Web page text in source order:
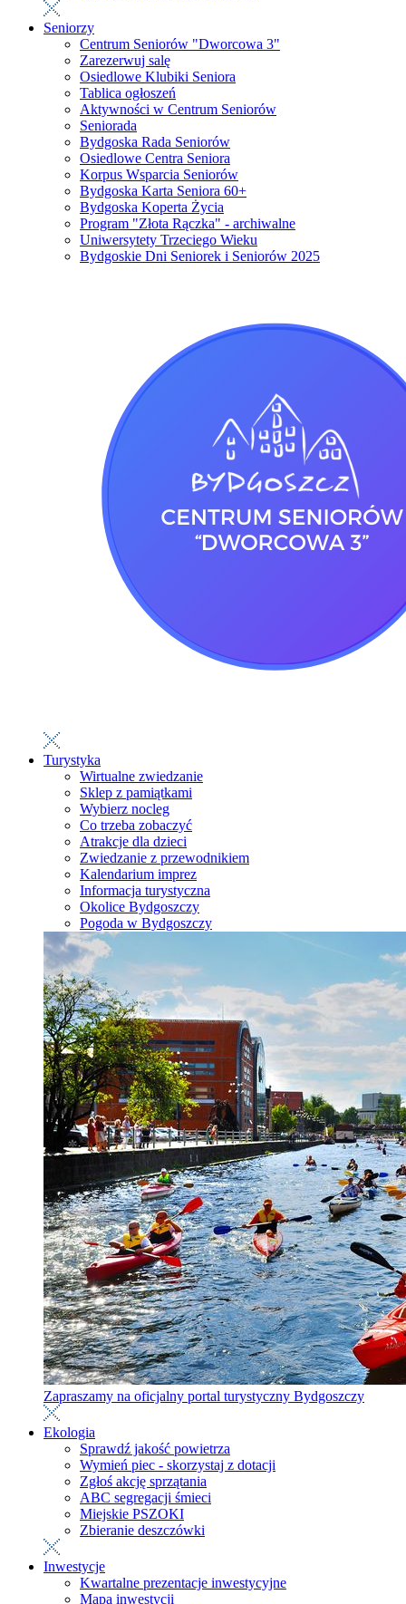
Seniorzy
Centrum Seniorów "Dworcowa 3"
Zarezerwuj salę
Osiedlowe Klubiki Seniora
Tablica ogłoszeń
Aktywności w Centrum Seniorów
Seniorada
Bydgoska Rada Seniorów
Osiedlowe Centra Seniora
Korpus Wsparcia Seniorów
Bydgoska Karta Seniora 60+
Bydgoska Koperta Życia
Program "Złota Rączka" - archiwalne
Uniwersytety Trzeciego Wieku
Bydgoskie Dni Seniorek i Seniorów 2025
Turystyka
Wirtualne zwiedzanie
Sklep z pamiątkami
Wybierz nocleg
Co trzeba zobaczyć
Atrakcje dla dzieci
Zwiedzanie z przewodnikiem
Kalendarium imprez
Informacja turystyczna
Okolice Bydgoszczy
Pogoda w Bydgoszczy
Zapraszamy na oficjalny portal turystyczny Bydgoszczy
Ekologia
Sprawdź jakość powietrza
Wymień piec - skorzystaj z dotacji
Zgłoś akcję sprzątania
ABC segregacji śmieci
Miejskie PSZOKI
Zbieranie deszczówki
Inwestycje
Kwartalne prezentacje inwestycyjne
Mapa inwestycji